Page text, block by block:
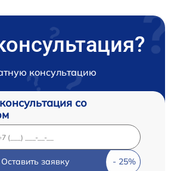
консультацию
со
Оставить заявку